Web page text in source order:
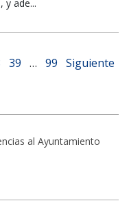
y ade...
39 … 99 Siguiente
al Ayuntamiento